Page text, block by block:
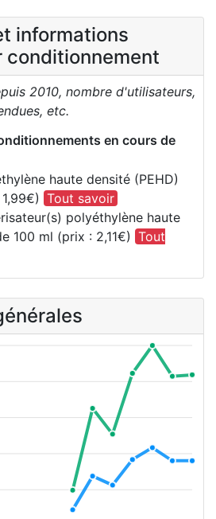
informations
conditionnement
2010, nombre d'utilisateurs,
etc.
en cours de
haute densité (PEHD)
Tout savoir
polyéthylène haute
100 ml (prix : 2,11€) Tout